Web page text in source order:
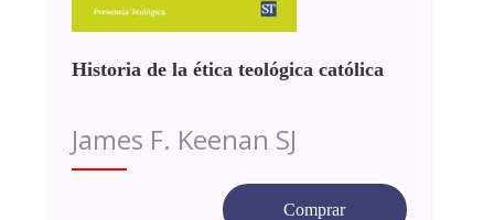
Historia de la ética teológica católica
James F. Keenan SJ
Comprar